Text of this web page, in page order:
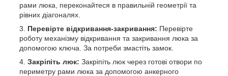
рами люка, переконайтеся в правильній геометрії та
рівних діагоналях.
Перевірте відкривання-закривання: Перевірте
роботу механізму відкривання та закривання люка за
допомогою ключа. За потреби змастіть замок.
Закріпіть люк: Закріпіть люк через готові отвори по
периметру рами люка за допомогою анкерного